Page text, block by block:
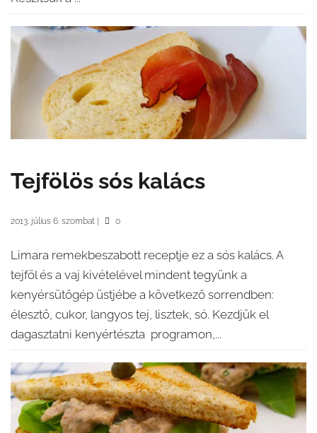
Tejfölös sós kalács
2013. július 6. szombat 0
Limara remekbeszabott receptje ez a sós kalács. A
tejföl és a vaj kivételével mindent tegyünk a
kenyérsütőgép üstjébe a következő sorrendben:
élesztő, cukor, langyos tej, lisztek, só. Kezdjük el
dagasztatni kenyértészta programon,...